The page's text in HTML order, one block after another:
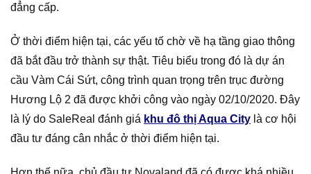
đẳng cấp.
Ở thời điểm hiện tại, các yếu tố chờ về hạ tầng giao thông
đã bắt đầu trở thành sự thật. Tiêu biểu trong đó là dự án
cầu Vàm Cái Sứt, công trình quan trọng trên trục đường
Hương Lộ 2 đã được khởi công vào ngày 02/10/2020. Đây
là lý do SaleReal đánh giá khu đô thị Aqua City là cơ hội
đầu tư đáng cân nhắc ở thời điểm hiện tại.